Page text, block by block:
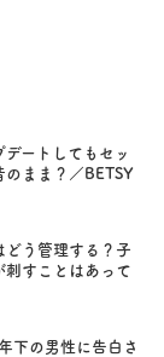
デートしてもセッ
のまま？／BETSY
どう管理する？子
刺すことはあって
下の男性に告白さ